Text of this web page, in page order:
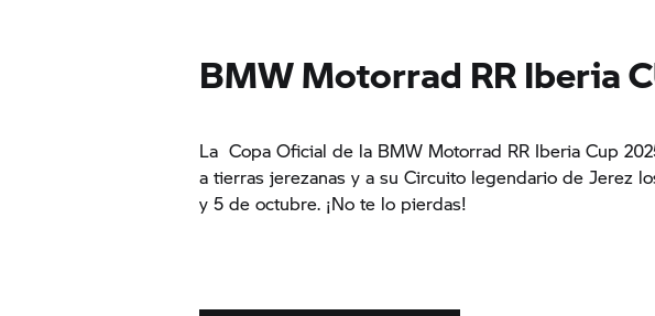
BMW Motorrad RR Iberia
La Copa Oficial de la BMW Motorrad RR Iberia Cup
a tierras jerezanas y a su Circuito legendario de Jerez
y 5 de octubre. ¡No te lo pierdas!